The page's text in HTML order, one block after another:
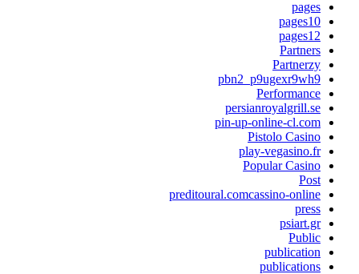
pin-up-online-
Pistolo
play-
Popular
preditoural.comcassino-